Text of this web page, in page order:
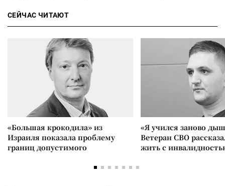
СЕЙЧАС ЧИТАЮТ
«Большая крокодила» из
Израиля показала проблему
границ допустимого
«Я учился заново
Ветеран СВО
жить с